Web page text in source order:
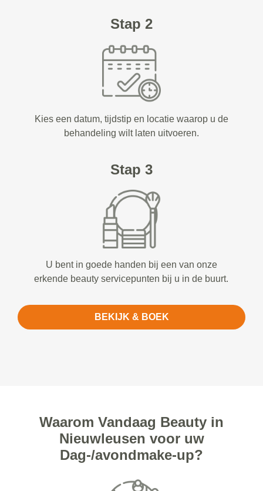
Stap 2
Kies een datum, tijdstip en locatie waarop u de
behandeling wilt laten uitvoeren.
Stap 3
U bent in goede handen bij een van onze
erkende beauty servicepunten bij u in de buurt.
BEKIJK & BOEK
Waarom Vandaag Beauty in
Nieuwleusen voor uw
Dag-/avondmake-up?